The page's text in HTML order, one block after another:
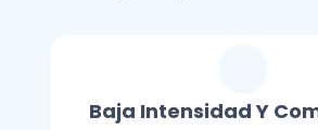
Baja Intensidad Y